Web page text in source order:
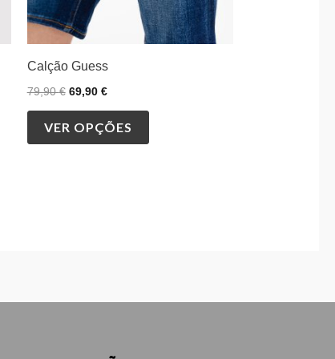
Calção Guess
79,90€ 69,90 €
VER OPÇÕES
on
the